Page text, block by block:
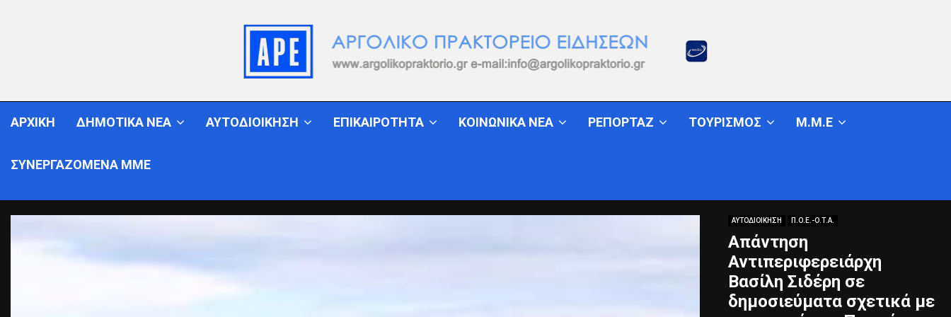
ΑΡΧΙΚΗ ΔΗΜΟΤΙΚΑ ΝΕΑ ΑΥΤΟΔΙΟΙΚΗΣΗ ΕΠΙΚΑΙΡΟΤΗΤΑ ΚΟΙΝΩΝΙΚΑ ΝΕΑ ΡΕΠΟΡΤΑΖ ΤΟΥΡΙΣΜΟΣ Μ.Μ.Ε
ΣΥΝΕΡΓΑΖΟΜΕΝΑ ΜΜΕ
ΑΥΤΟΔΙΟΙΚΗΣΗ Π.Ο.Ε.-Ο.Τ.Α.
Απάντηση
Αντιπεριφερειάρχη
Βασίλη Σιδέρη σε
δημοσιεύματα σχετικά με